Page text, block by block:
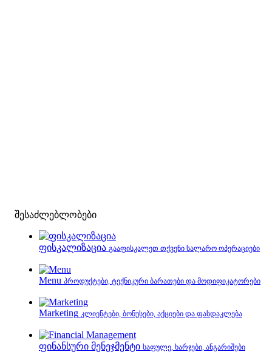
შესაძლებლობები
ფისკალიზაცია გააფისკალეთ თქვენი სალარო ოპერაციები
Menu პროდუქტები, ტექნიკური ბარათები და მოდიფიკატორები
Marketing კლიენტები, ბონუსები, აქციები და ფასდაკლება
ფინანსური მენეჯმენტი საფულე, ხარჯები, ანგარიშები